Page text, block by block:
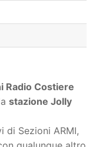
Radio Costiere
stazione Jolly
di Sezioni ARMI,